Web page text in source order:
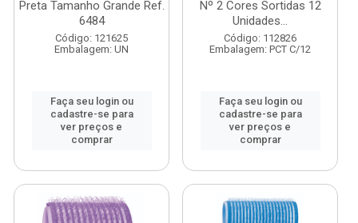
Preta Tamanho Grande Ref.
6484
Código: 121625
Embalagem: UN
Faça seu login ou
cadastre-se para
ver preços e
comprar
Nº 2 Cores Sortidas 12
Unidades...
Código: 112826
Embalagem: PCT C/12
Faça seu login ou
cadastre-se para
ver preços e
comprar